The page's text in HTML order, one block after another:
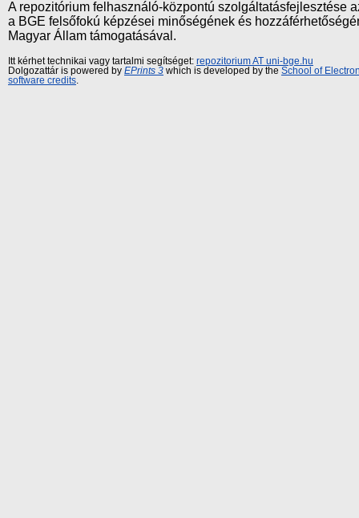
A repozitórium felhasználó-központú szolgáltatásfejlesztése
a BGE felsőfokú képzései minőségének és
Magyar Állam támogatásával.
Itt kérhet technikai vagy tartalmi segítséget: repozitorium AT uni-bge.hu
Dolgozattár is powered by EPrints 3 which is developed by the School of
software credits